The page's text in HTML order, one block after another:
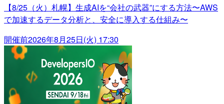
【8/25（火）札幌】生成AIを“会社の武器”にする方法〜AWS
で加速するデータ分析と、安全に導入する仕組み〜
開催前2026年8月25日(火) 17:30